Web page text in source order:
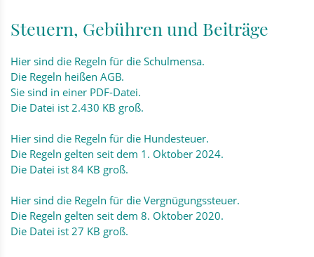
Steuern, Gebühren und Beiträge
Hier sind die Regeln für die Schulmensa.
Die Regeln heißen AGB.
Sie sind in einer PDF-Datei.
Die Datei ist 2.430 KB groß.
Hier sind die Regeln für die Hundesteuer.
Die Regeln gelten seit dem 1. Oktober 2024.
Die Datei ist 84 KB groß.
Hier sind die Regeln für die Vergnügungssteuer.
Die Regeln gelten seit dem 8. Oktober 2020.
Die Datei ist 27 KB groß.